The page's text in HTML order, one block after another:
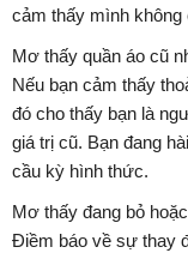
cảm thấy mình
Mơ thấy quần áo cũ
Nếu bạn cảm thấy
đó cho thấy bạn là
giá trị cũ. Bạn đang
cầu kỳ hình thức.
Mơ thấy đang bỏ
Điềm báo về sự thay